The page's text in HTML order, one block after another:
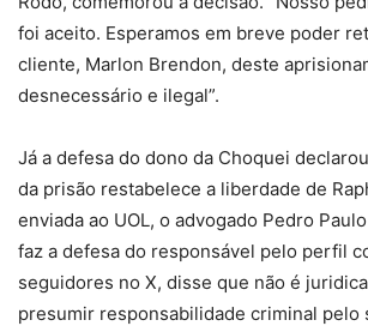
foi aceito. Esperamos em breve poder
cliente, Marlon Brendon, deste
desnecessário e ilegal”.
Já a defesa do dono da Choquei
da prisão restabelece a liberdade de
enviada ao UOL, o advogado Pedro
faz a defesa do responsável pelo perfil
seguidores no X, disse que não é
presumir responsabilidade criminal pelo